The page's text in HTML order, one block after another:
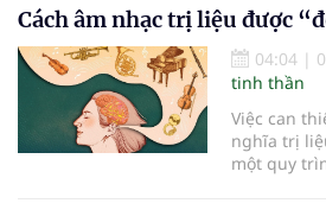
Cách âm nhạc trị liệu được
04:04 |
tinh thần
Việc can
nghĩa trị
một quy